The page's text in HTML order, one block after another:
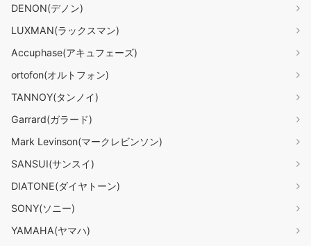
DENON(デノン)
LUXMAN(ラックスマン)
Accuphase(アキュフェーズ)
ortofon(オルトフォン)
TANNOY(タンノイ)
Garrard(ガラード)
Mark Levinson(マークレビンソン)
SANSUI(サンスイ)
DIATONE(ダイヤトーン)
SONY(ソニー)
YAMAHA(ヤマハ)